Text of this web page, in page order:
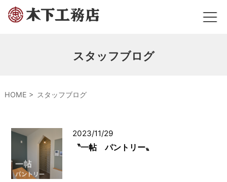
スタッフブログ
HOME スタッフブログ
2023/11/29
〝一帖 パントリー〟